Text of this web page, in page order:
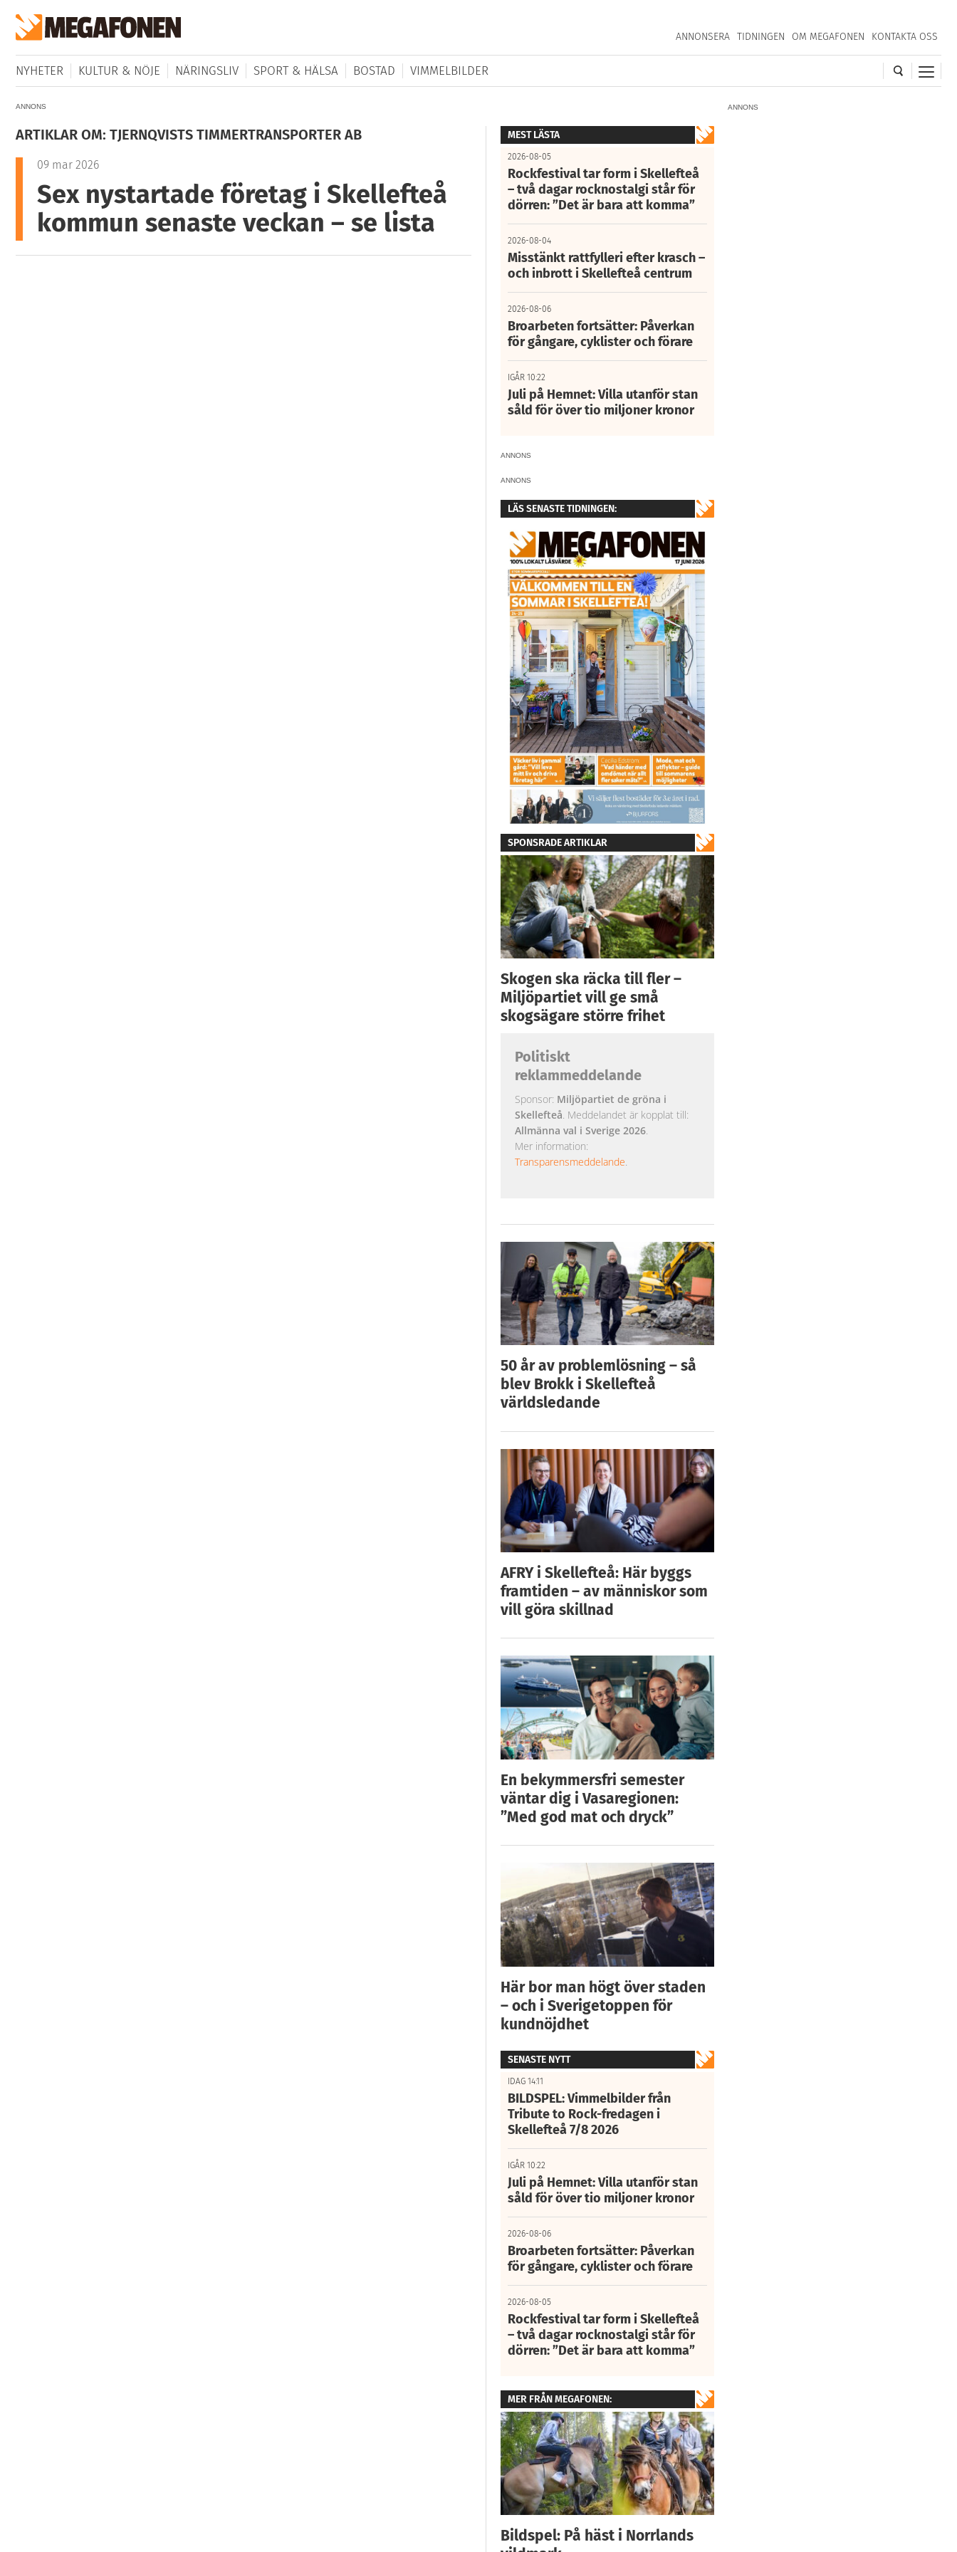
ANNONSERA TIDNINGEN OM MEGAFONEN KONTAKTA OSS
NYHETER KULTUR & NÖJE NÄRINGSLIV SPORT & HÄLSA BOSTAD VIMMELBILDER
ANNONS
ANNONS
ARTIKLAR OM: TJERNQVISTS TIMMERTRANSPORTER AB
09 mar 2026
Sex nystartade företag i Skellefteå
kommun senaste veckan – se lista
MEST LÄSTA
2026-08-05
Rockfestival tar form i Skellefteå
– två dagar rocknostalgi står för
dörren: ”Det är bara att komma”
2026-08-04
Misstänkt rattfylleri efter krasch –
och inbrott i Skellefteå centrum
2026-08-06
Broarbeten fortsätter: Påverkan
för gångare, cyklister och förare
IGÅR 10:22
Juli på Hemnet: Villa utanför stan
såld för över tio miljoner kronor
ANNONS
ANNONS
LÄS SENASTE TIDNINGEN:
SPONSRADE ARTIKLAR
Skogen ska räcka till fler –
Miljöpartiet vill ge små
skogsägare större frihet
Politiskt
reklammeddelande
Sponsor: Miljöpartiet de gröna i
Skellefteå. Meddelandet är kopplat till:
Allmänna val i Sverige 2026.
Mer information:
Transparensmeddelande.
50 år av problemlösning – så
blev Brokk i Skellefteå
världsledande
AFRY i Skellefteå: Här byggs
framtiden – av människor som
vill göra skillnad
En bekymmersfri semester
väntar dig i Vasaregionen:
”Med god mat och dryck”
Här bor man högt över staden
– och i Sverigetoppen för
kundnöjdhet
SENASTE NYTT
IDAG 14:11
BILDSPEL: Vimmelbilder från
Tribute to Rock-fredagen i
Skellefteå 7/8 2026
IGÅR 10:22
Juli på Hemnet: Villa utanför stan
såld för över tio miljoner kronor
2026-08-06
Broarbeten fortsätter: Påverkan
för gångare, cyklister och förare
2026-08-05
Rockfestival tar form i Skellefteå
– två dagar rocknostalgi står för
dörren: ”Det är bara att komma”
MER FRÅN MEGAFONEN:
Bildspel: På häst i Norrlands